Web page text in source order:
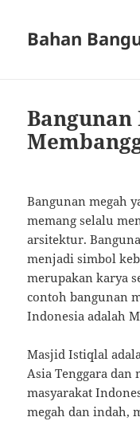
Bahan
Bangunan
Bangunan megah
memang selalu
arsitektur.
menjadi simbol
merupakan karya
contoh bangunan
Indonesia adalah
Masjid Istiqlal
Asia Tenggara dan
masyarakat
megah dan indah,